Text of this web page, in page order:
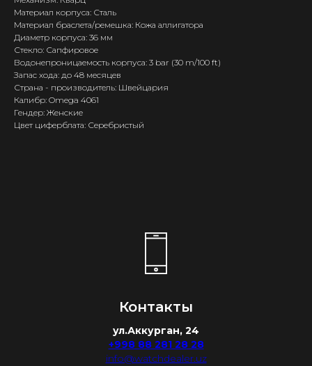
Материал корпуса: Сталь
Материал браслета/ремешка: Кожа аллигатора
Диаметр корпуса: 36 мм
Стекло: Сапфировое
Водонепроницаемость корпуса: 3 bar (30 m/100 ft)
Запас хода: до 48 месяцев
Страна - производитель: Швейцария
Калибр: Omega 4061
Гендер: Женские
Цвет циферблата: Серебристый
Контакты
ул.Аккурган, 24
+998 88 281 28 28
info@watchdealer.uz